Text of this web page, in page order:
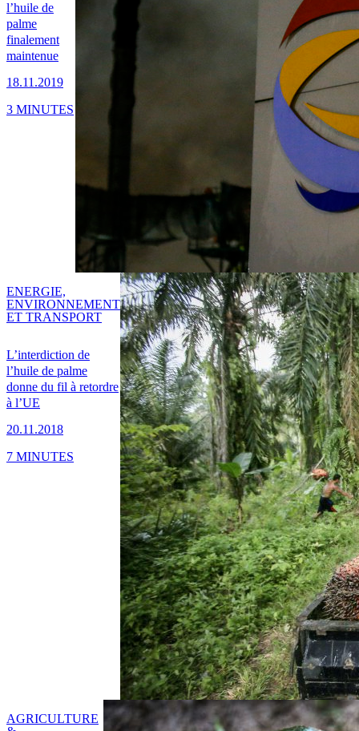
l’huile de
palme
finalement
maintenue
18.11.2019
3 MINUTES
L’interdiction de
l’huile de palme
donne du fil à retordre
à l’UE
20.11.2018
ENERGIE,
ENVIRONNEMENT
ET TRANSPORT
7 MINUTES
AGRICULTURE